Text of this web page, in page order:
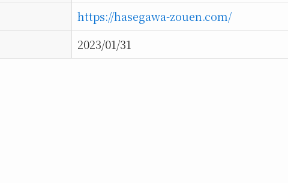
https://hasegawa-zouen.com/
2023/01/31